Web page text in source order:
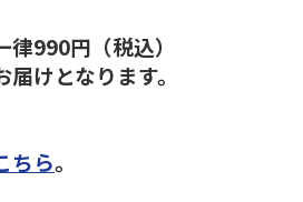
990円（税込）
けとなります。
ちら。